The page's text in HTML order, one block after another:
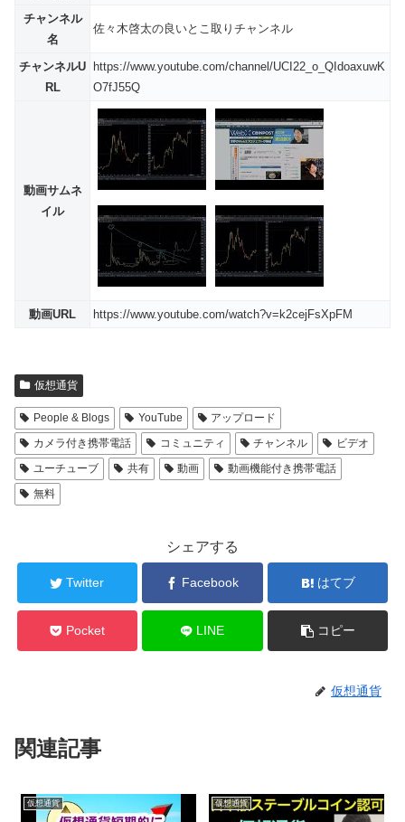
チャンネル
名
佐々木啓太の良いとこ取りチャンネル
チャンネルU
RL
https://www.youtube.com/channel/UCI22_o_QIdoaxuwK
O7fJ55Q
動画サムネ
イル
動画URL https://www.youtube.com/watch?v=k2cejFsXpFM
仮想通貨
People & Blogs YouTube
アップロード
カメラ付き携帯電話
コミュニティ チャンネル
ビデオ
ユーチューブ
共有 動画
動画機能付き携帯電話
無料
シェアする
Twitter Facebook はてブ
Pocket LINE コピー
仮想通貨
関連記事
仮想通貨 仮想通貨